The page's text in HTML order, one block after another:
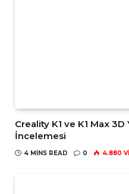
Creality K1 ve K1 Max 3D
İncelemesi
4 MINS READ 0 4.880